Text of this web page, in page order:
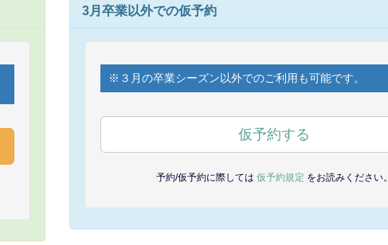
3月卒業以外での仮予約
※３月の卒業シーズン以外でのご利用も可能です。
仮予約する
予約/仮予約に際しては 仮予約規定 をお読みください。